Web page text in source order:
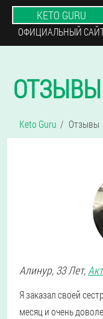
KETO GURU
ОФИЦИАЛЬНЫЙ
Keto Guru Отзывы
Алинур, 33 Лет,
Я заказал своей
месяц и очень